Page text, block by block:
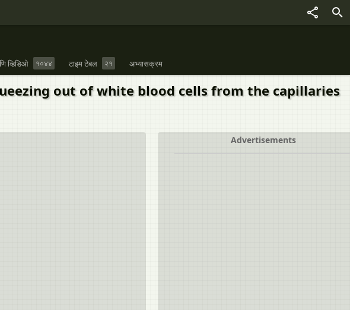
व्हिडिओ १०४४ टाइम टेबल २१ अभ्यासक्रम
out of white blood cells from the capillaries
Advertisements